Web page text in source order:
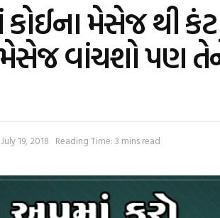
મેસેજ થી
મેસેજ વાંચશો પણ
July 19, 2018 Reading Time: 3 mins read